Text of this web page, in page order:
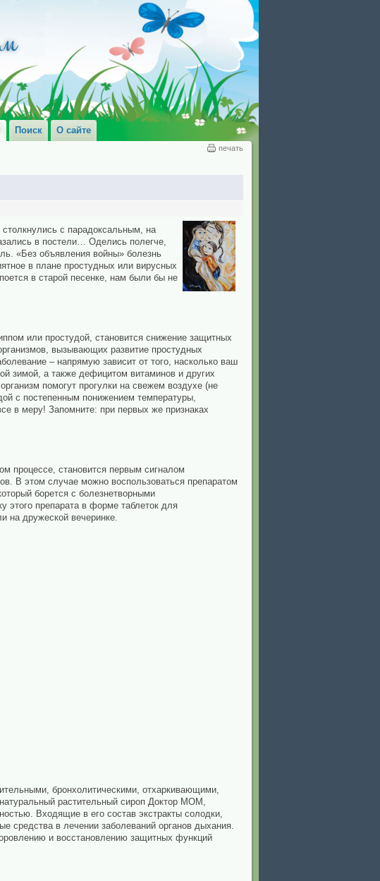
Поиск О сайте
печать
с парадоксальным, на
в постели… Оделись полегче,
«Без объявления войны» болезнь
в плане простудных или вирусных
в старой песенке, нам были бы не
или простудой, становится снижение защитных
вызывающих развитие простудных
– напрямую зависит от того, насколько ваш
зимой, а также дефицитом витаминов и других
помогут прогулки на свежем воздухе (не
с постепенным понижением температуры,
в меру! Запомните: при первых же признаках
процессе, становится первым сигналом
В этом случае можно воспользоваться препаратом
борется с болезнетворными
этого препарата в форме таблеток для
на дружеской вечеринке.
бронхолитическими, отхаркивающими,
растительный сироп Доктор МОМ,
Входящие в его состав экстракты солодки,
средства в лечении заболеваний органов дыхания.
и восстановлению защитных функций